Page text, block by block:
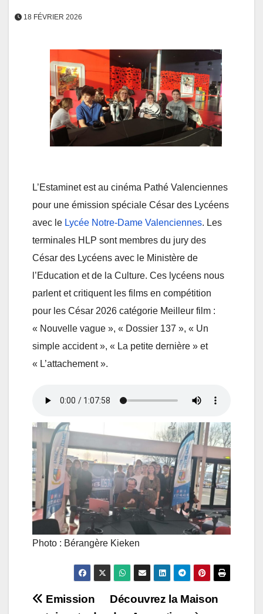
18 FÉVRIER 2026
L’Estaminet est au cinéma Pathé Valenciennes
pour une émission spéciale César des Lycéens
avec le Lycée Notre-Dame Valenciennes. Les
terminales HLP sont membres du jury des
César des Lycéens avec le Ministère de
l’Education et de la Culture. Ces lycéens nous
parlent et critiquent les films en compétition
pour les César 2026 catégorie Meilleur film :
« Nouvelle vague », « Dossier 137 », « Un
simple accident », « La petite dernière » et
« L’attachement ».
Photo : Bérangère Kieken
NavigationDécouvrez la Maison
Emission